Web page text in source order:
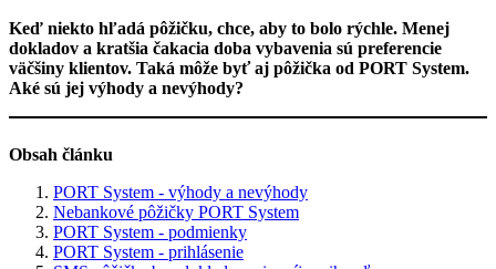
Keď niekto hľadá pôžičku, chce, aby to bolo rýchle. Menej
dokladov a kratšia čakacia doba vybavenia sú preferencie
väčšiny klientov. Taká môže byť aj pôžička od PORT System.
Aké sú jej výhody a nevýhody?
Obsah článku
PORT System - výhody a nevýhody
Nebankové pôžičky PORT System
PORT System - podmienky
PORT System - prihlásenie